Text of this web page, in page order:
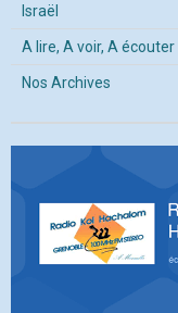
Israël
A lire, A voir, A écouter
Nos Archives